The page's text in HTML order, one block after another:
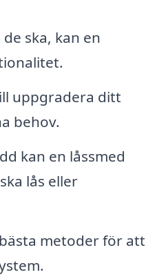
ska, kan en
uppgradera ditt
behov.
kan en låssmed
lås eller
metoder för att